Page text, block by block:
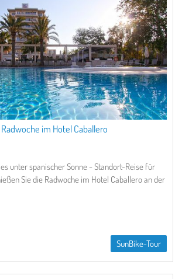
im Hotel Caballero
unter spanischer Sonne - Standort-Reise für
Sie die Radwoche im Hotel Caballero an der
SunBike-Tour